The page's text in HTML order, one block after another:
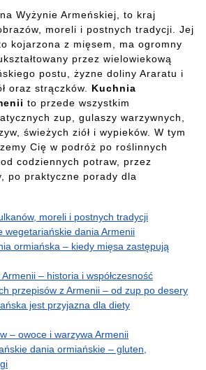
Wyżynie Armeńskiej, to kraj
moreli i postnych tradycji. Jej
kojarzona z mięsem, ma ogromny
przez wielowiekową
postu, żyzne doliny Araratu i
oraz strączków. Kuchnia
to przede wszystkim
zup, gulaszy warzywnych,
świeżych ziół i wypieków. W tym
Cię w podróż po roślinnych
codziennych potraw, przez
po praktyczne porady dla
moreli i postnych tradycji
wegetariańskie dania Armenii
ormiańska – kiedy mięsa zastępują
– historia i współczesność
przepisów z Armenii – od zup po desery
jest przyjazna dla diety
– owoce i warzywa Armenii
dania ormiańskie – gluten,